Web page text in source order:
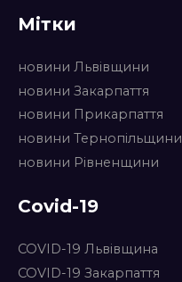
Мітки
новини Львівщини
новини Закарпаття
новини Прикарпаття
новини Тернопільщини
новини Рівненщини
Covid-19
COVID-19 Львівщина
COVID-19 Закарпаття